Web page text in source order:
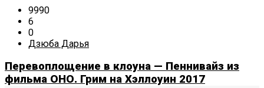
9990
6
0
Дзюба Дарья
Перевоплощение в клоуна — Пеннивайз из
фильма ОНО. Грим на Хэллоуин 2017